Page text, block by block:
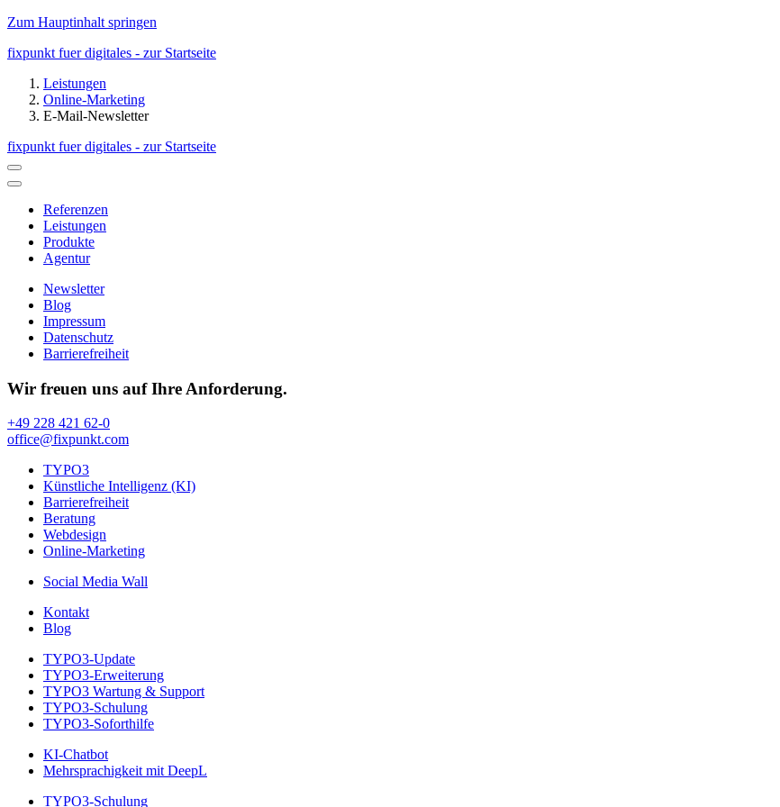
Zum Hauptinhalt springen
fixpunkt fuer digitales - zur Startseite
Leistungen
Online-Marketing
E-Mail-Newsletter
fixpunkt fuer digitales - zur Startseite
Referenzen
Leistungen
Produkte
Agentur
Newsletter
Blog
Impressum
Datenschutz
Barrierefreiheit
Wir freuen uns auf Ihre Anforderung.
+49 228 421 62-0
office@fixpunkt.com
TYPO3
Künstliche Intelligenz (KI)
Barrierefreiheit
Beratung
Webdesign
Online-Marketing
Social Media Wall
Kontakt
Blog
TYPO3-Update
TYPO3-Erweiterung
TYPO3 Wartung & Support
TYPO3-Schulung
TYPO3-Soforthilfe
KI-Chatbot
Mehrsprachigkeit mit DeepL
TYPO3-Schulung